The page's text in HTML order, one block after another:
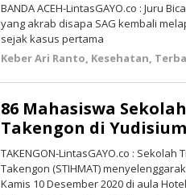
BANDA ACEH-LintasGAYO.co : Juru
yang akrab disapa SAG kembali
sejak kasus pertama
Keber Ari Ranto, Kesehatan,
86 Mahasiswa
Takengon di Yudisium
TAKENGON-LintasGAYO.co :
Takengon (STIHMAT)
Kamis 10 Desember 2020 di aula